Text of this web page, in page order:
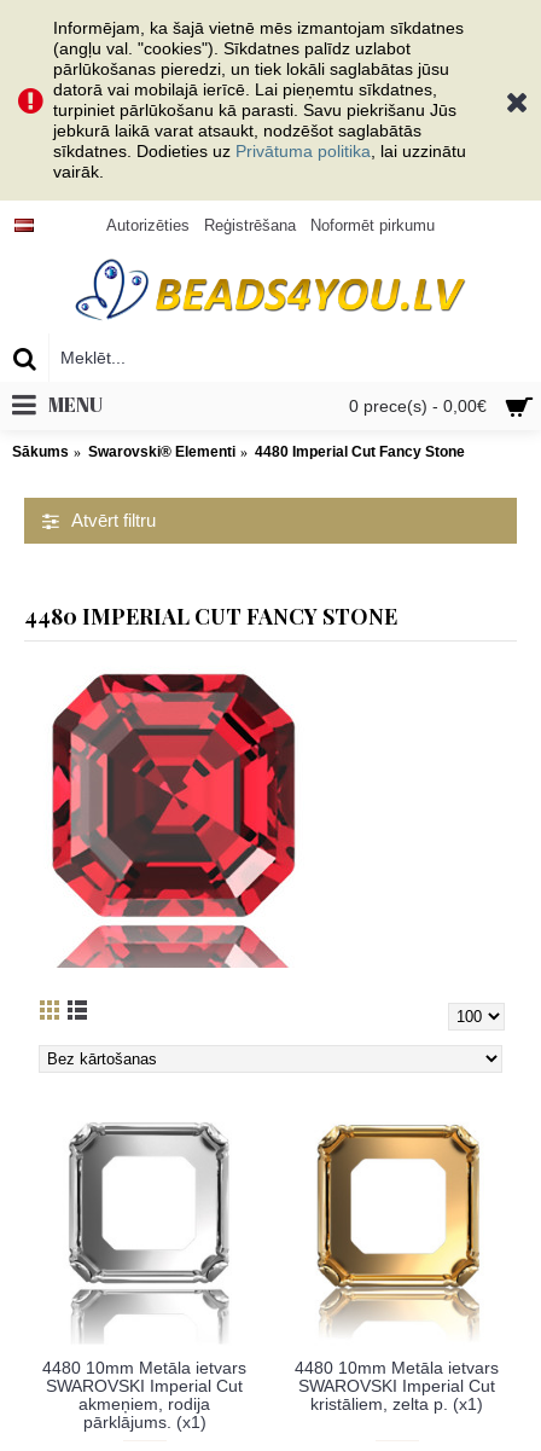
Informējam, ka šajā vietnē mēs izmantojam sīkdatnes
(angļu val. "cookies"). Sīkdatnes palīdz uzlabot
pārlūkošanas pieredzi, un tiek lokāli saglabātas jūsu
datorā vai mobilajā ierīcē. Lai pieņemtu sīkdatnes,
turpiniet pārlūkošanu kā parasti. Savu piekrišanu Jūs
jebkurā laikā varat atsaukt, nodzēšot saglabātās
sīkdatnes. Dodieties uz Privātuma politika , lai uzzinātu
vairāk.
Autorizēties Reģistrēšana Noformēt pirkumu
0 prece(s) - 0,00€
MENU
Sākums Swarovski® Elementi 4480 Imperial Cut Fancy Stone
Atvērt filtru
4480 IMPERIAL CUT FANCY STONE
4480 10mm Metāla ietvars
SWAROVSKI Imperial Cut
akmeņiem, rodija
pārklājums. (x1)
4480 10mm Metāla ietvars
SWAROVSKI Imperial Cut
kristāliem, zelta p. (x1)